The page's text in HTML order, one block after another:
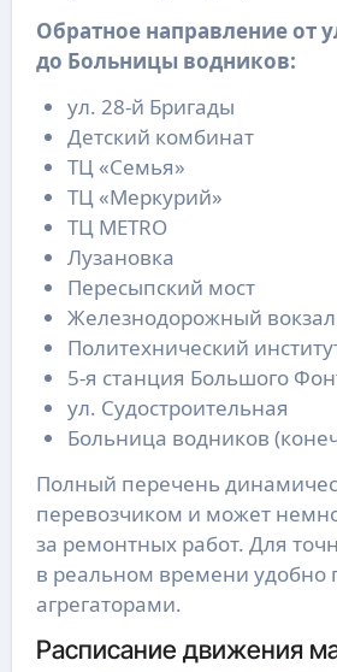
Обратное направление от
до Больницы водников:
ул. 28-й Бригады
Детский комбинат
ТЦ «Семья»
ТЦ «Меркурий»
ТЦ METRO
Лузановка
Пересыпский мост
Железнодорожный вокзал
Политехнический
5-я станция Большого
ул. Судостроительная
Больница водников
Полный перечень
перевозчиком и может
за ремонтных работ. Для
в реальном времени удобно
агрегаторами.
Расписание движения